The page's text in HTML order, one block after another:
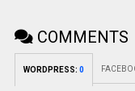
COMMENTS
WORDPRESS: 0